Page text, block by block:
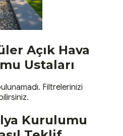
Açık Hava
Ustaları
Filtrelerinizi
Kurulumu